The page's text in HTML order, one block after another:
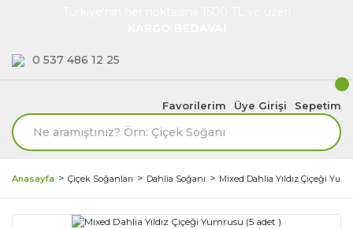
0 537 486 12 25
Favorilerim Üye Girişi Sepetim
Anasayfa Çiçek Soğanları Dahlia Soğanı Mixed Dahlia Yıldız Çiçeği